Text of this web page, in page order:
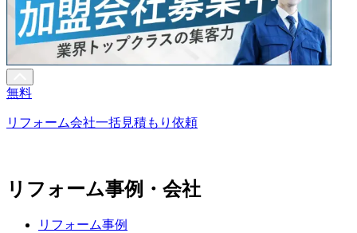
無料
リフォーム会社一括見積もり依頼
リフォーム事例・会社
リフォーム事例